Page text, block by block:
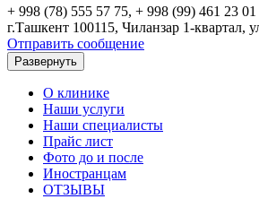
+ 998 (78) 555 57 75, + 998 (99) 461 23 01
г.Ташкент 100115, Чиланзар 1-
Отправить сообщение
Развернуть
О клинике
Наши услуги
Наши специалисты
Прайс лист
Фото до и после
Иностранцам
ОТЗЫВЫ